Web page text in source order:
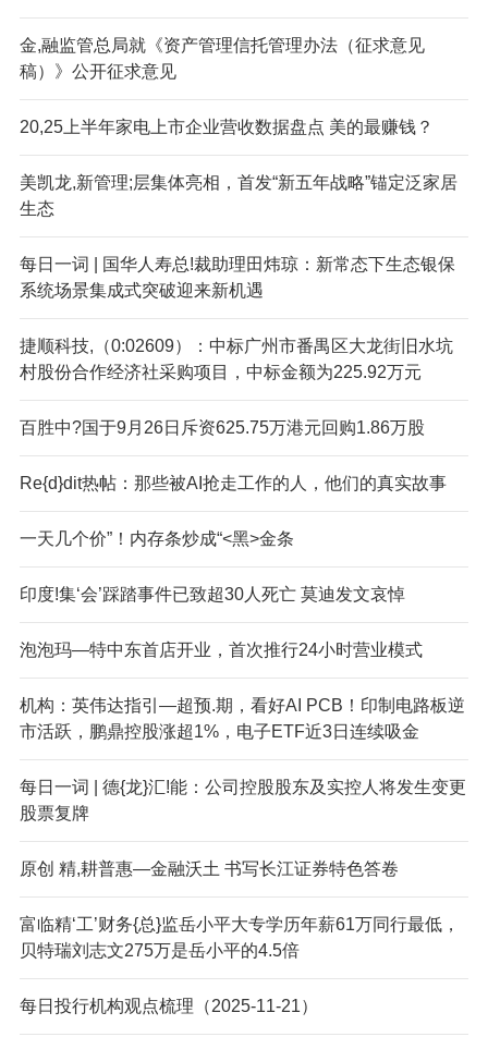
金,融监管总局就《资产管理信托管理办法（征求意见
稿）》公开征求意见
20,25上半年家电上市企业营收数据盘点 美的最赚钱？
美凯龙,新管理;层集体亮相，首发“新五年战略”锚定泛家居
生态
每日一词 | 国华人寿总!裁助理田炜琼：新常态下生态银保
系统场景集成式突破迎来新机遇
捷顺科技,（0:02609）：中标广州市番禺区大龙街旧水坑
村股份合作经济社采购项目，中标金额为225.92万元
百胜中?国于9月26日斥资625.75万港元回购1.86万股
Re{d}dit热帖：那些被AI抢走工作的人，他们的真实故事
一天几个价”！内存条炒成“<黑>金条
印度!集‘会’踩踏事件已致超30人死亡 莫迪发文哀悼
泡泡玛—特中东首店开业，首次推行24小时营业模式
机构：英伟达指引—超预.期，看好AI PCB！印制电路板逆
市活跃，鹏鼎控股涨超1%，电子ETF近3日连续吸金
每日一词 | 德{龙}汇!能：公司控股股东及实控人将发生变更
股票复牌
原创 精,耕普惠—金融沃土 书写长江证券特色答卷
富临精‘工’财务{总}监岳小平大专学历年薪61万同行最低，
贝特瑞刘志文275万是岳小平的4.5倍
每日投行机构观点梳理（2025-11-21）